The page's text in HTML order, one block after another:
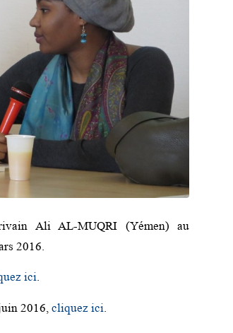
Ali AL-MUQRI (Yémen) au
2016.
ici.
2016, cliquez ici.